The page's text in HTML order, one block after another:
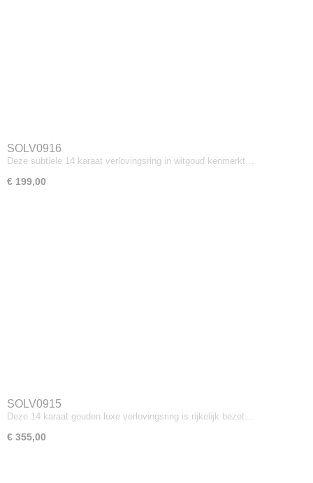
SOLV0916
Deze subtiele 14 karaat verlovingsring in witgoud kenmerkt…
€ 199,00
SOLV0915
Deze 14 karaat gouden luxe verlovingsring is rijkelijk bezet…
€ 355,00